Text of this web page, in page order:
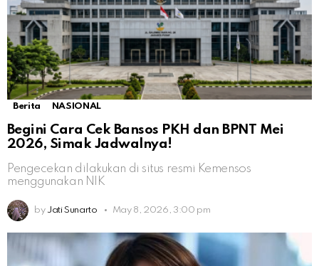
Berita NASIONAL
Begini Cara Cek Bansos PKH dan BPNT Mei
2026, Simak Jadwalnya!
Pengecekan dilakukan di situs resmi Kemensos
menggunakan NIK
by Jati Sunarto May 8, 2026, 3:00 pm